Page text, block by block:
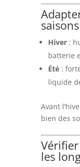
Hiver:
batterie
Été:
liquide
Avant
bien des
les